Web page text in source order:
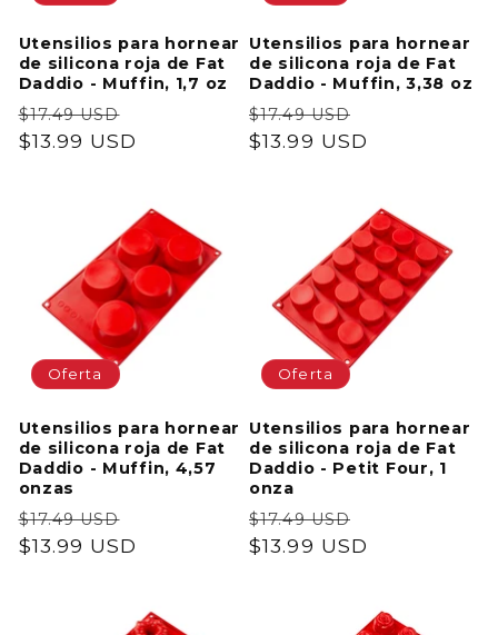
Utensilios para hornear
de silicona roja de Fat
Daddio - Muffin, 1,7 oz
Precio
habitual
$17.49 USD
de
$13.99 USD
Utensilios para hornear
de silicona roja de Fat
Daddio - Muffin, 3,38 oz
Precio
habitual
$17.49 USD
de
$13.99 USD
Oferta
Utensilios para hornear
de silicona roja de Fat
Daddio - Muffin, 4,57
onzas
Precio
habitual
$17.49 USD
de
$13.99 USD
Oferta
Utensilios para hornear
de silicona roja de Fat
Daddio - Petit Four, 1
onza
Precio
habitual
$17.49 USD
de
$13.99 USD